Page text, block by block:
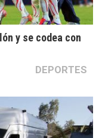
y se codea con
DEPORTES